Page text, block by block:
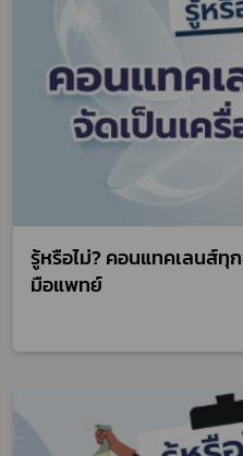
รู้หรือไม่? คอนแทคเลนส์ทุ
มือแพทย์